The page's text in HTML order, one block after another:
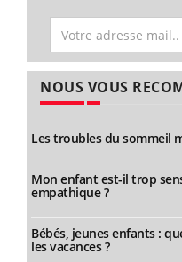
NOUS VOUS
Les troubles du sommeil
Mon enfant est-il trop
empathique ?
Bébés, jeunes enfants :
les vacances ?